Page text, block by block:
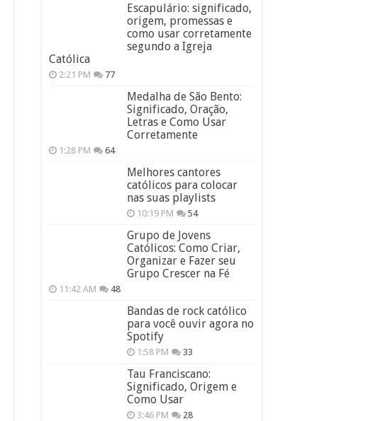
Escapulário: significado,
origem, promessas e
como usar corretamente
segundo a Igreja
Católica
2:21 PM 77
Medalha de São Bento:
Significado, Oração,
Letras e Como Usar
Corretamente
1:28 PM 64
Melhores cantores
católicos para colocar
nas suas playlists
10:19 PM 54
Grupo de Jovens
Católicos: Como Criar,
Organizar e Fazer seu
Grupo Crescer na Fé
11:42 AM 48
Bandas de rock católico
para você ouvir agora no
Spotify
1:58 PM 33
Tau Franciscano:
Significado, Origem e
Como Usar
3:46 PM 28